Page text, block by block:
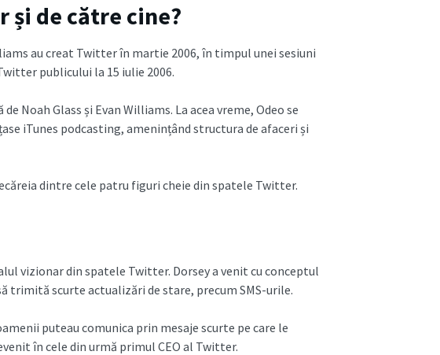
și de către cine?
au creat Twitter în martie 2006, în timpul unei sesiuni
publicului la 15 iulie 2006.
Noah Glass și Evan Williams. La acea vreme, Odeo se
iTunes podcasting, amenințând structura de afaceri și
dintre cele patru figuri cheie din spatele Twitter.
vizionar din spatele Twitter. Dorsey a venit cu conceptul
scurte actualizări de stare, precum SMS-urile.
puteau comunica prin mesaje scurte pe care le
în cele din urmă primul CEO al Twitter.